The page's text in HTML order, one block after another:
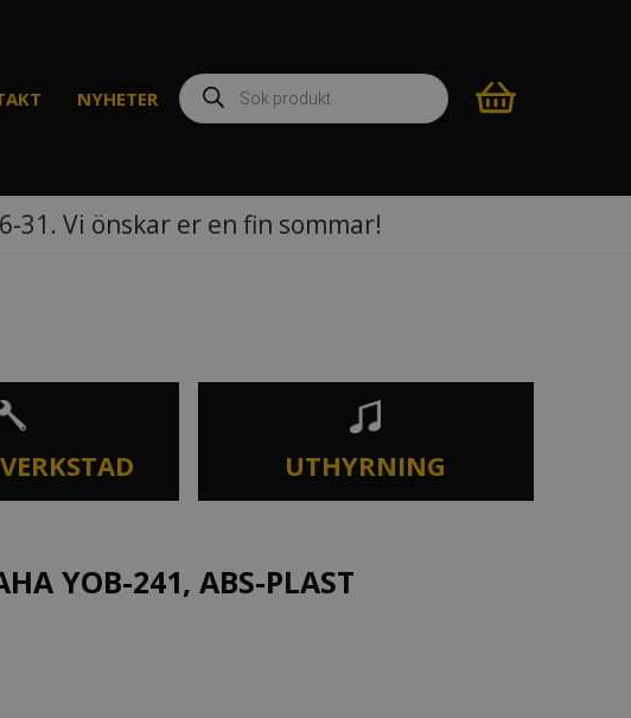
NYHETER
Produktsökning
31. Vi önskar er en fin sommar!
UTHYRNING
YOB-241, ABS-PLAST